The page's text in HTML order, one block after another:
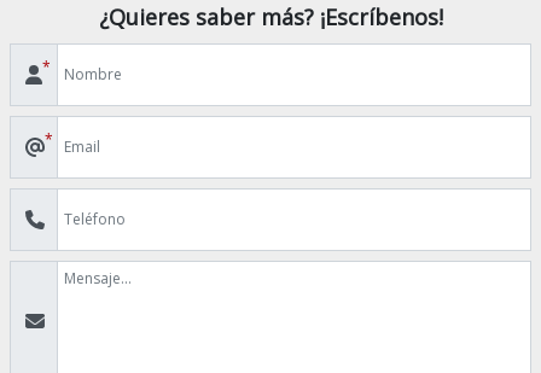
¿Quieres saber más? ¡Escríbenos!
*
*